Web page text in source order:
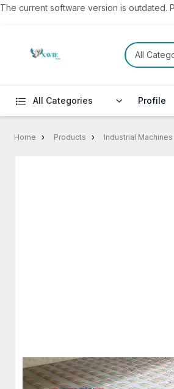
The current software version is outdated.
All
All Categories Profile
Home Products Industrial Machines